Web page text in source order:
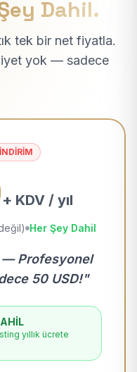
Dahil.
tek bir net fiyatla.
yok — sadece
+ KDV / yıl
Her Şey Dahil
— Profesyonel
50 USD!"
yıllık ücrete